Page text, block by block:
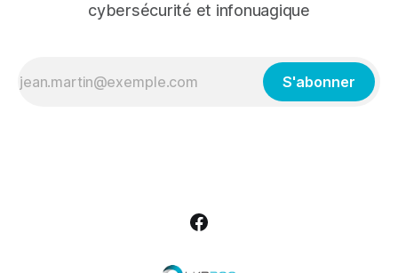
cybersécurité et infonuagique
S'abonner